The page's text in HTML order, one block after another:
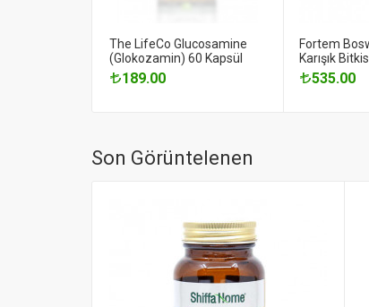
The LifeCo Glucosamine
(Glokozamin) 60 Kapsül
189.00
Fortem
Karışık
535.00
Son Görüntelenen